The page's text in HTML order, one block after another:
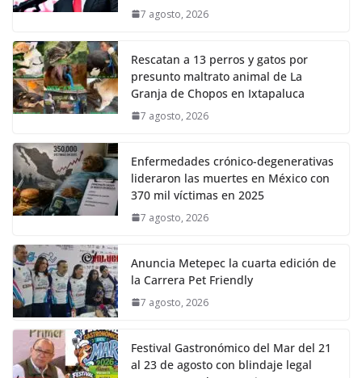
7 agosto, 2026
Rescatan a 13 perros y gatos por
presunto maltrato animal de La
Granja de Chopos en Ixtapaluca
7 agosto, 2026
Enfermedades crónico-degenerativas
lideraron las muertes en México con
370 mil víctimas en 2025
7 agosto, 2026
Anuncia Metepec la cuarta edición de
la Carrera Pet Friendly
7 agosto, 2026
Festival Gastronómico del Mar del 21
al 23 de agosto con blindaje legal